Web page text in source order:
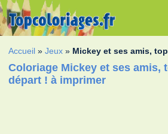
Accueil »Jeux » Mickey et ses amis,
Coloriage Mickey et ses amis,
départ ! à imprimer